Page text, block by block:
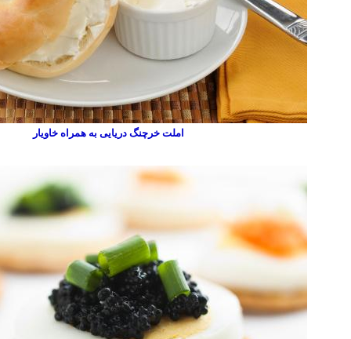
املت خرچنگ دریایی به همراه خاویار